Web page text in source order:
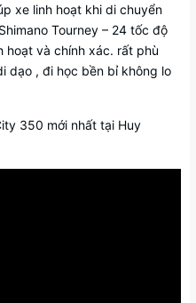
xe linh hoạt khi di chuyển
Tourney – 24 tốc độ
hoạt và chính xác. rất phù
dạo , đi học bền bỉ không lo
350 mới nhất tại Huy